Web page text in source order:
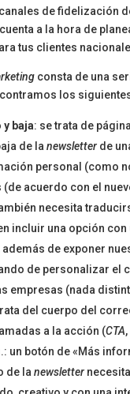
de fidelización
a la hora de
tus clientes
consta de una
los
baja: se trata de
de lanewsletter de
personal (como
acuerdo con el
necesita
incluir una opción
de exponer
de personalizar el
empresas (nada
del cuerpo del
a la acción (CTA
un botón de «Más
de lanewsletter